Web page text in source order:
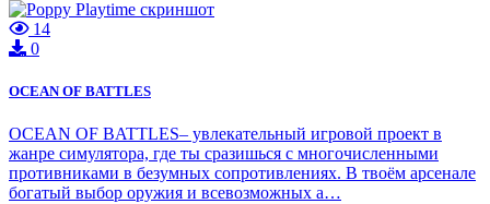
14
0
OCEAN OF BATTLES
OCEAN OF BATTLES– увлекательный игровой проект в
жанре симулятора, где ты сразишься с многочисленными
противниками в безумных сопротивлениях. В твоём арсенале
богатый выбор оружия и всевозможных а…